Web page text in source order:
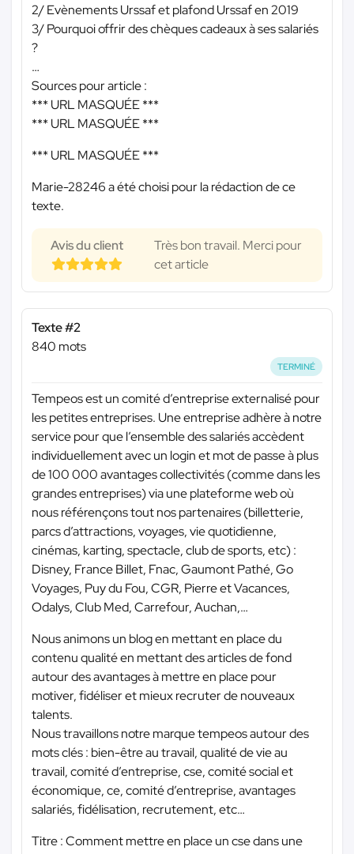
2/ Evènements Urssaf et plafond Urssaf en 2019
3/ Pourquoi offrir des chèques cadeaux à ses salariés
?
…
Sources pour article :
*** URL MASQUÉE ***
*** URL MASQUÉE ***
*** URL MASQUÉE ***
Marie-28246 a été choisi pour la rédaction de ce
texte.
Avis du client
Très bon travail. Merci pour
cet article
Texte #2
840 mots
TERMINÉ
Tempeos est un comité d’entreprise externalisé pour
les petites entreprises. Une entreprise adhère à notre
service pour que l’ensemble des salariés accèdent
individuellement avec un login et mot de passe à plus
de 100 000 avantages collectivités (comme dans les
grandes entreprises) via une plateforme web où
nous référençons tout nos partenaires (billetterie,
parcs d’attractions, voyages, vie quotidienne,
cinémas, karting, spectacle, club de sports, etc) :
Disney, France Billet, Fnac, Gaumont Pathé, Go
Voyages, Puy du Fou, CGR, Pierre et Vacances,
Odalys, Club Med, Carrefour, Auchan,…
Nous animons un blog en mettant en place du
contenu qualité en mettant des articles de fond
autour des avantages à mettre en place pour
motiver, fidéliser et mieux recruter de nouveaux
talents.
Nous travaillons notre marque tempeos autour des
mots clés : bien-être au travail, qualité de vie au
travail, comité d’entreprise, cse, comité social et
économique, ce, comité d’entreprise, avantages
salariés, fidélisation, recrutement, etc…
Titre : Comment mettre en place un cse dans une